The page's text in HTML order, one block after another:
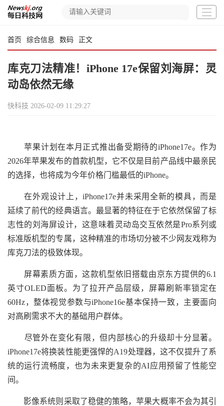
首页 综合信息 数码 正文
库克刀法精准！iPhone 17e保留刘海屏：灵
动岛依然无缘
快科技 2026-02-09 11:29:27
苹果计划在本月正式推出备受期待的iPhone17e。作为
2026年苹果发布的首款机型，它不仅是目前产品线中最亲民
的选择，也将成为今年价格门槛最低的iPhone。
在外观设计上，iPhone17e并未采用全新的模具，而是
延续了前代的经典语言。最显著的特征在于它依然保留了标
志性的刘海屏设计，这意味着灵动岛交互依然是Pro系列或
标准版机型的专属，这种精准的市场切分被不少网友戏称为
库克刀法的极致体现。
屏幕素质方面，这款机型依旧搭载由京东方提供的6.1
英寸OLED面板。为了拉开产品层级，屏幕刷新率锁定在
60Hz，整体视觉参数与iPhone16e基本保持一致，主要面向
对高刷需求不大的基础用户群体。
尽管外在变化有限，但内部核心的升级却十分显著。
iPhone17e将换装性能更强悍的A19处理器，这不仅提升了系
统的运行流畅度，也为未来更复杂的AI应用预留了性能空
间。
影像系统则采取了稳健的策略，苹果大概率不会为其引